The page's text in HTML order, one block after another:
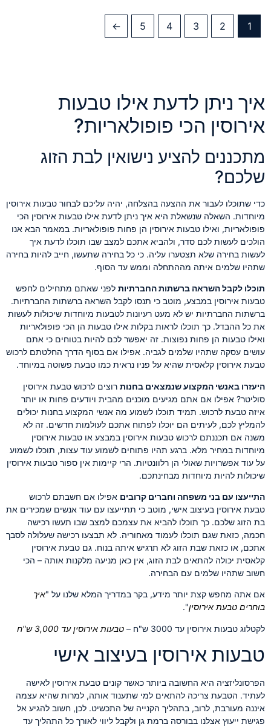
1
2
3
4
5
←
איך ניתן לדעת אילו טבעות
אירוסין הכי פופולאריות?
מתכננים להציע נישואין לבת הזוג
שלכם?
כדי שתוכלו לעבור את ההצעה בהצלחה, יהיה עליכם לבחור טבעות אירוסין
מיוחדות. השאלה שנשאלת היא איך ניתן לדעת אילו טבעות אירוסין הכי
פופולאריות, ואילו טבעות אירוסין הן פחות פופולאריות. במאמר הבא אנו
הולכים לעשות לכם סדר, ולהביא אתכם למצב שבו תוכלו לדעת איך
לעשות בחירה שלא תצטערו עליה. כי כל בחירה שתעשו, חייב להיות בחירה
שתהיו שלמים איתה מההתחלה וממש עד הסוף.
תוכלו לקבל השראה ברשתות החברתיות לפני שאתם מתחילים לחפש
טבעות אירוסין במבצע, מוטב כי תנסו לקבל השראה ברשתות החברתיות.
ברשתות החברתיות יש לא מעט רעיונות לטבעות מיוחדות שיכולות לעשות
את כל ההבדל. כך תוכלו לראות בקלות אילו טבעות הן הכי פופולאריות
ואילו טבעות הן פחות נפוצות. זה יאפשר לכם להיות בטוחים כי אתם
עושים עסקה שתהיו שלמים לגביה. אפילו אם בסוף הדרך החלטתם לרכוש
טבעת אירוסין קלאסית שהיא על פניו נראית כמו טבעת פשוטה במיוחד.
היעזרו באנשי המקצוע שנמצאים בחנות רוצים לרכוש טבעת אירוסין
סוליטר? אפילו אם אתם מגיעים מוכנים מהבית ויודעים פחות או יותר
איזה טבעת לרכוש. תמיד תוכלו לשמוע מה אנשי המקצוע בחנות יכולים
להמליץ לכם, לעיתים הם יוכלו לפתוח אתכם לעולמות חדשים. זה לא
משנה אם תכננתם לרכוש טבעות אירוסין במבצע או טבעות אירוסין
מיוחדות במחיר מלא. ברגע תהיו פתוחים לשמוע עוד עצות, תוכלו לשמוע
על עוד אפשרויות שאולי הן רלוונטיות. הרי קיימות אין ספור טבעות אירוסין
שיכולות להיות מיוחדות מבחינתכם.
התייעצו עם בני משפחה וחברים קרובים אפילו אם חשבתם לרכוש
טבעת אירוסין בעיצוב אישי, מוטב כי תתייעצו עם עוד אנשים שמכירים את
בת הזוג שלכם. כך תוכלו להביא את עצמכם למצב שבו תעשו רכישה
חכמה, כזאת שגם תוכלו לעמוד מאחוריה. לא תבצעו רכישה שעלולה לסבך
אתכם, או כזאת שבת הזוג לא תרגיש איתה בנוח. גם טבעת אירוסין
קלאסית יכולה להתאים לבת הזוג, אין כאן מניעה מלקנות אותה – הכי
חשוב שתהיו שלמים עם הבחירה.
אם אתה מחפש קצת יותר מידע, בקר במדריך המלא שלנו על "איך
בוחרים טבעת אירוסין".
לקטלוג טבעות אירוסין עד 3000 ש"ח – טבעות אירוסין עד 3,000 ש"ח
טבעות אירוסין בעיצוב אישי
הפרסונליזציה היא החשובה ביותר כאשר קונים טבעת אירוסין לאישה
לעתיד. הטבעת צריכה להתאים למי שתענוד אותה, למרות שהיא עצמה
איננה מעורבת, לרוב, בתהליך הקנייה של התכשיט. לכן, חשוב להגיע אל
פגישת ייעוץ אצלנו בבורסה ברמת גן ולקבל ליווי לאורך כל התהליך עד